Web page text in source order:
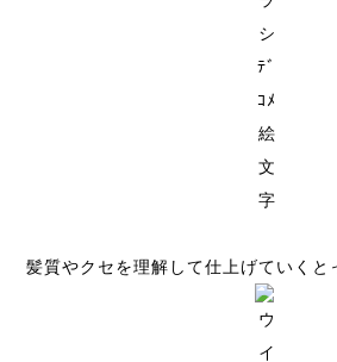
髪質やクセを理解して仕上げていくと